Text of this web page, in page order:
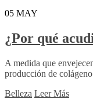
05 MAY
¿Por qué
A medida que
producción de
Belleza Leer Más